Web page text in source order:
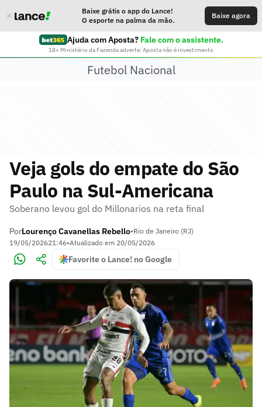
Baixe grátis o app do Lance!
O esporte na palma da mão.
Baixe agora
Ajuda com Aposta? Fale com o assistente.
18+ Ministério da Fazenda adverte: Aposta não é investimento
Futebol Nacional
Veja gols do empate do São
Paulo na Sul-Americana
Soberano levou gol do Millonarios na reta final
PorLourenço Cavanellas Rebello•Rio de Janeiro (RJ)
19/05/202621:46•Atualizado em 20/05/2026
Favorite o Lance! no Google